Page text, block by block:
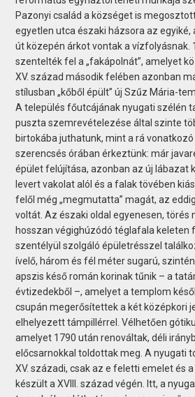
Pazonyi család a községet is
egyetlen utca északi házsora az egyiké,
út közepén árkot vontak a vízfolyásnak.
szentelték fel a „fakápolnát”, amelyet
XV. század második felében azonban
stílusban „kőből épült” új Szűz Mária-
A település főutcájának nyugati szélén
puszta szemrevételezése által szinte
birtokába juthatunk, mint a rá
szerencsés órában érkeztünk: már
épület felújítása, azonban az új lábazat
levert vakolat alól és a falak tövében
felől még „megmutatta” magát, az
voltát. Az északi oldal egyenesen, törés
hosszan végighúzódó téglafala keleten
szentélyül szolgáló épületrésszel
ívelő, három és fél méter sugarú,
apszis késő román korinak tűnik – a
évtizedekből –, amelyet a templom
csupán megerősítettek a két középkori
elhelyezett támpillérrel. Vélhetően
amelyet 1790 után renováltak, déli
előcsarnokkal toldottak meg. A nyugati
XV. századi, csak az e feletti emelet és
készült a XVIII. század végén. Itt, a